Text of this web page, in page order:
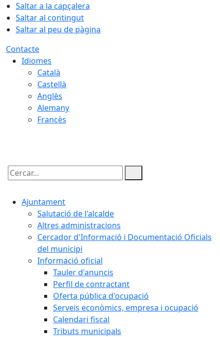
Saltar a la capçalera
Saltar al contingut
Saltar al peu de pàgina
Contacte
Idiomes
Català
Castellà
Anglès
Alemany
Francès
Cercar:
Ajuntament
Salutació de l'alcalde
Altres administracions
Cercador d'Informació i Documentació Oficials
del municipi
Informació oficial
Tauler d'anuncis
Perfil de contractant
Oferta pública d'ocupació
Serveis econòmics, empresa i ocupació
Calendari fiscal
Tributs municipals